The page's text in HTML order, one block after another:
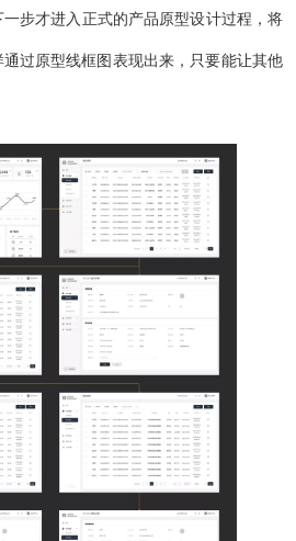
步才进入正式的产品原型设计过程，将
过原型线框图表现出来，只要能让其他